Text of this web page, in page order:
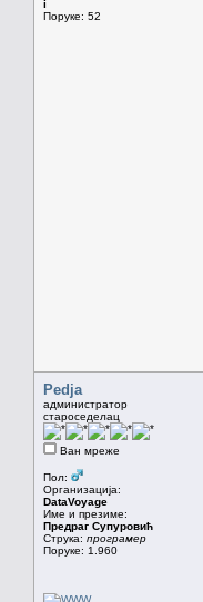
i
Поруке: 52
Pedja
администратор
староседелац
Ван мреже
Пол:
Организација:
DataVoyage
Име и презиме:
Предраг Супуровић
Струка: програмер
Поруке: 1.960